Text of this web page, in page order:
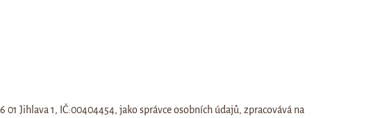
Jihlava 1, IČ:00404454, jako správce osobních údajů, zpracovává na